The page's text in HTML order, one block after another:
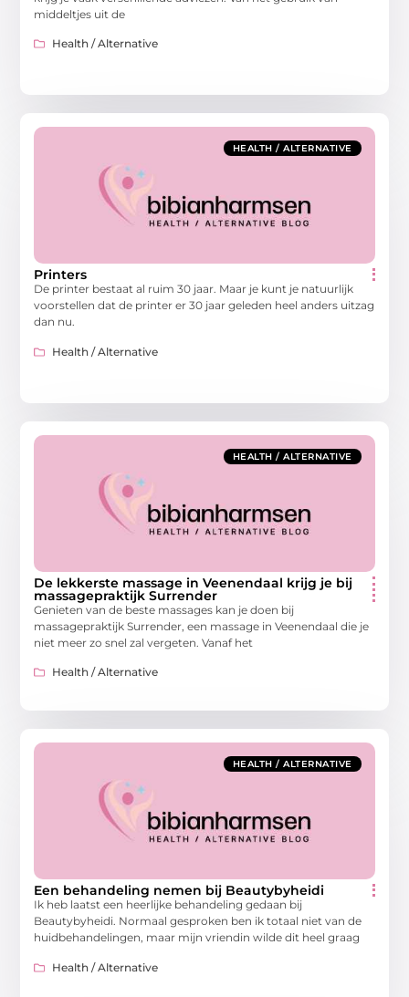
middeltjes uit de
Health / Alternative
HEALTH / ALTERNATIVE
Printers
De printer bestaat al ruim 30 jaar. Maar je kunt je natuurlijk
voorstellen dat de printer er 30 jaar geleden heel anders uitzag
dan nu.
Health / Alternative
HEALTH / ALTERNATIVE
De lekkerste massage in Veenendaal krijg je bij
massagepraktijk Surrender
Genieten van de beste massages kan je doen bij
massagepraktijk Surrender, een massage in Veenendaal die je
niet meer zo snel zal vergeten. Vanaf het
Health / Alternative
HEALTH / ALTERNATIVE
Een behandeling nemen bij Beautybyheidi
Ik heb laatst een heerlijke behandeling gedaan bij
Beautybyheidi. Normaal gesproken ben ik totaal niet van de
huidbehandelingen, maar mijn vriendin wilde dit heel graag
Health / Alternative